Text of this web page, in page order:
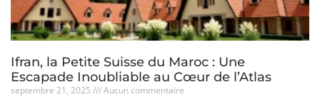
Ifran, la Petite Suisse du Maroc : Une
Escapade Inoubliable au Cœur de l’Atlas
septembre 21, 2025 Aucun commentaire